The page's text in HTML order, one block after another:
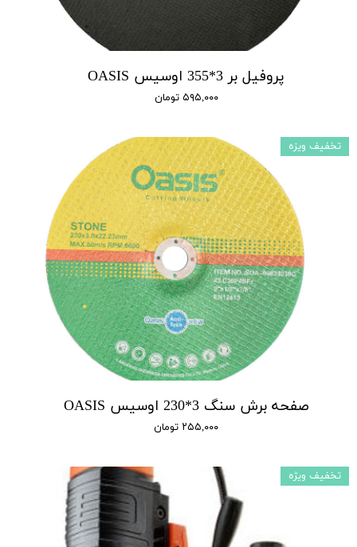
پروفیل بر 3*355 اوسیس OASIS
۵۹۵,۰۰۰ تومان
صفحه برش سنگ 3*230 اوسیس OASIS
۲۵۵,۰۰۰ تومان
تخفیف ویزه
تخفیف ویژه